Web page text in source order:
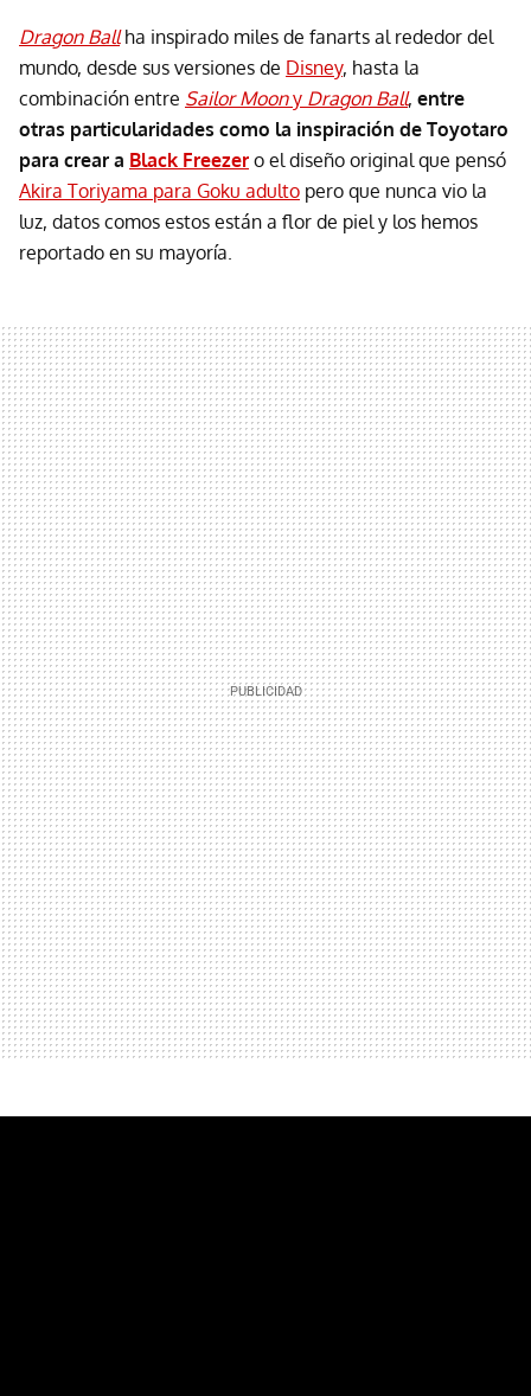
Dragon Ballha inspirado miles de fanarts al rededor del
mundo, desde sus versiones de Disney, hasta la
combinación entre Sailor Moony Dragon Ball, entre
otras particularidades como la inspiración de Toyotaro
para crear a Black Freezer o el diseño original que pensó
Akira Toriyama para Goku adulto pero que nunca vio la
luz, datos comos estos están a flor de piel y los hemos
reportado en su mayoría.